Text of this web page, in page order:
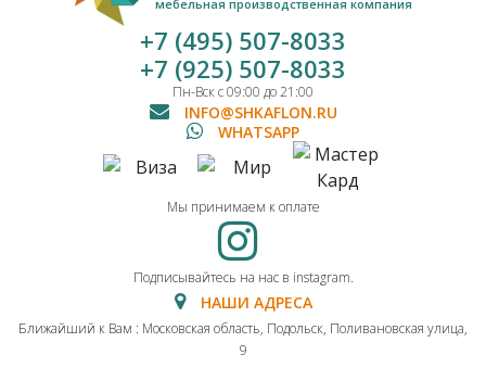
мебельная производственная компания
+7 (495) 507-8033
+7 (925) 507-8033
Пн-Вск с 09:00 до 21:00
INFO@SHKAFLON.RU
WHATSAPP
Мы принимаем к оплате
Подписывайтесь на нас в instagram.
НАШИ АДРЕСА
Ближайший к Вам : Московская область, Подольск, Поливановская улица,
9